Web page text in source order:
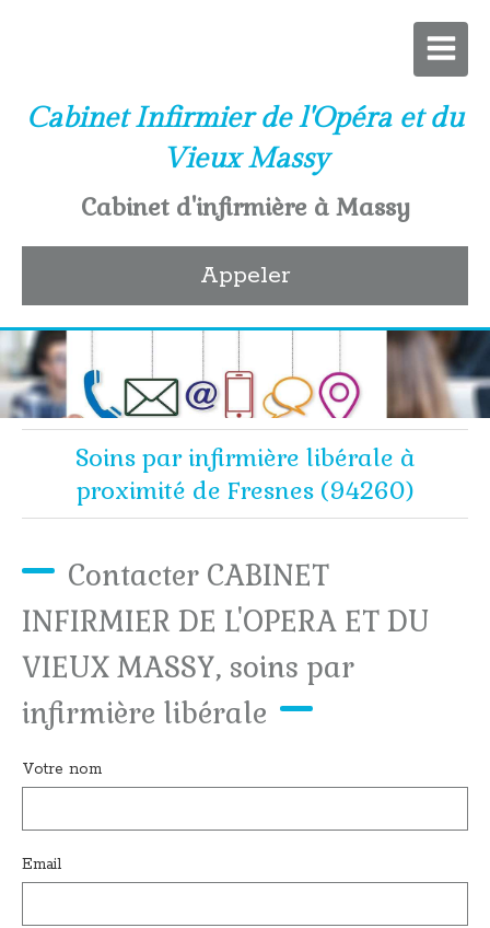
Cabinet Infirmier de l'Opéra et du
Vieux Massy
Cabinet d'infirmière à Massy
Appeler
Soins par infirmière libérale à
proximité de Fresnes (94260)
Contacter CABINET
INFIRMIER DE L'OPERA ET DU
VIEUX MASSY, soins par
infirmière libérale
Votre nom
Email